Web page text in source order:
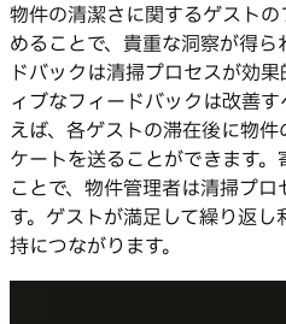
物件の清潔さに関するゲスト
めることで、貴重な洞察が得
ドバックは清掃プロセスが効
ィブなフィードバックは改善
えば、各ゲストの滞在後に物
ケートを送ることができます
ことで、物件管理者は清掃プ
す。ゲストが満足して繰り返
持につながります。